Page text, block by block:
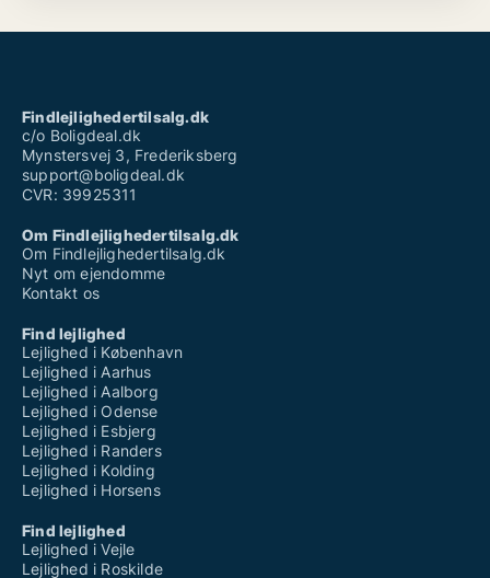
Findlejlighedertilsalg.dk
c/o Boligdeal.dk
Mynstersvej 3, Frederiksberg
support@boligdeal.dk
CVR: 39925311
Om Findlejlighedertilsalg.dk
Om Findlejlighedertilsalg.dk
Nyt om ejendomme
Kontakt os
Find lejlighed
Lejlighed i København
Lejlighed i Aarhus
Lejlighed i Aalborg
Lejlighed i Odense
Lejlighed i Esbjerg
Lejlighed i Randers
Lejlighed i Kolding
Lejlighed i Horsens
Find lejlighed
Lejlighed i Vejle
Lejlighed i Roskilde